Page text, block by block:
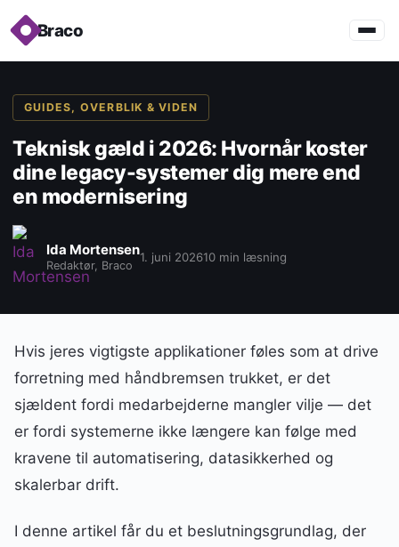
Braco
GUIDES, OVERBLIK & VIDEN
Teknisk gæld i 2026: Hvornår koster
dine legacy-systemer dig mere end
en modernisering
Ida Mortensen
Redaktør, Braco
1. juni 202610 min læsning
Hvis jeres vigtigste applikationer føles som at drive
forretning med håndbremsen trukket, er det
sjældent fordi medarbejderne mangler vilje — det
er fordi systemerne ikke længere kan følge med
kravene til automatisering, datasikkerhed og
skalerbar drift.
I denne artikel får du et beslutningsgrundlag, der